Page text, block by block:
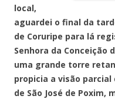
local,
aguardei o final da
de Coruripe para lá
Senhora da Conceição
uma grande torre
propicia a visão
de São José de Poxim,